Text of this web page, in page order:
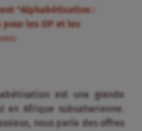
"Alphabétisation :
les OP et les
est une grande
Afrique subsaharienne.
nous parle des offres